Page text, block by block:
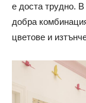
е доста трудно.
добра
цветове и